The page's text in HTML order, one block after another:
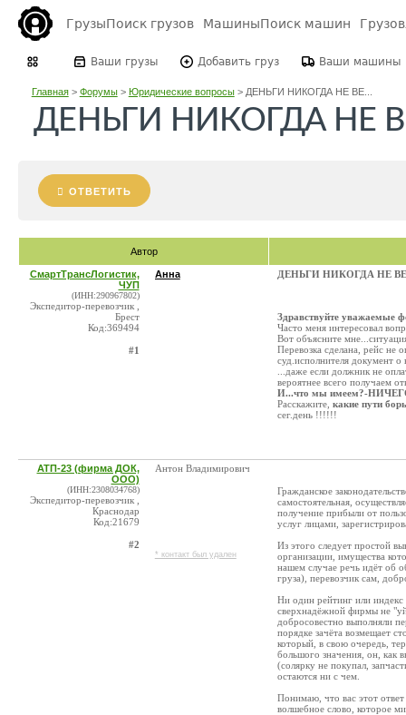
ГрузыПоиск грузов МашиныПоиск машин
Ваши грузы Добавить груз Ваши машины
Главная> Форумы> Юридические вопросы> ДЕНЬГИ НИКОГДА НЕ ВЕ...
ДЕНЬГИ НИКОГДА НЕ
ОТВЕТИТЬ
Автор
СмартТрансЛогистик,
ЧУП
(ИНН:290967802)
Экспедитор-перевозчик ,
Брест
Код:369494
#1
Анна ДЕНЬГИ НИКОГДА НЕ
Здравствуйте уважаемые
Часто меня интересовал
Вот объясните
Перевозка сделана, рейс не
суд.исполнителя документ о
...даже если должник не
вероятнее всего получаем
И...что мы имеем?-
Расскажите, какие пути
сег.день !!!!!!
АТП-23 (фирма ДОК,
ООО)
(ИНН:2308034768)
Экспедитор-перевозчик ,
Краснодар
Код:21679
#2
Антон Владимирович
* контакт был удален
Гражданское
самостоятельная,
получение прибыли от
услуг лицами,
Из этого следует простой
организации, имущества
нашем случае речь идёт об
груза), перевозчик сам,
Ни один рейтинг или индекс
сверхнадёжной фирмы не
добросовестно выполняли
порядке зачёта возмещает
который, в свою очередь,
большого значения, он, как
(солярку не покупал,
остаются ни с чем.
Понимаю, что вас этот
волшебное слово, которое